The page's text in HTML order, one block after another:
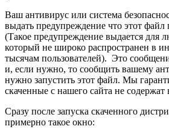
Ваш антивирус или система
выдать предупреждение что этот файл
(Такое предупреждение выдается для
который не широко распространен в
тысячам пользователей). Это
и, если нужно, то сообщить вашему
нужно запустить этот файл. Мы
скаченные с нашего сайта не содержат
Сразу после запуска скаченного
примерно такое окно: